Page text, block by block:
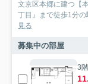
文京区本郷に建つ【
丁目』まで徒歩1分の
見る
募集中の部屋
3階